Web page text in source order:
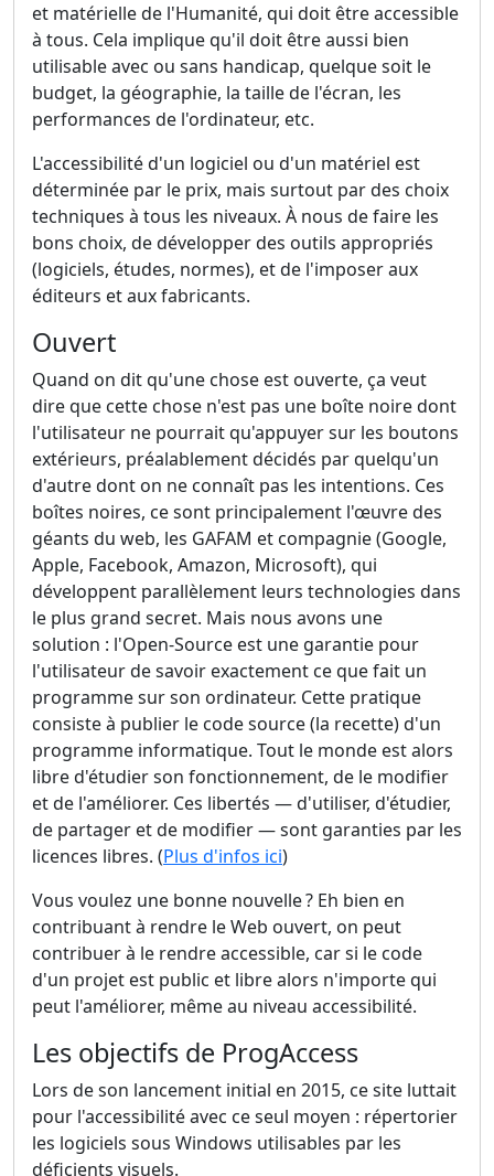
et matérielle de l'Humanité, qui doit être accessible
à tous. Cela implique qu'il doit être aussi bien
utilisable avec ou sans handicap, quelque soit le
budget, la géographie, la taille de l'écran, les
performances de l'ordinateur, etc.
L'accessibilité d'un logiciel ou d'un matériel est
déterminée par le prix, mais surtout par des choix
techniques à tous les niveaux. À nous de faire les
bons choix, de développer des outils appropriés
(logiciels, études, normes), et de l'imposer aux
éditeurs et aux fabricants.
Ouvert
Quand on dit qu'une chose est ouverte, ça veut
dire que cette chose n'est pas une boîte noire dont
l'utilisateur ne pourrait qu'appuyer sur les boutons
extérieurs, préalablement décidés par quelqu'un
d'autre dont on ne connaît pas les intentions. Ces
boîtes noires, ce sont principalement l'œuvre des
géants du web, les GAFAM et compagnie (Google,
Apple, Facebook, Amazon, Microsoft), qui
développent parallèlement leurs technologies dans
le plus grand secret. Mais nous avons une
solution : l'Open-Source est une garantie pour
l'utilisateur de savoir exactement ce que fait un
programme sur son ordinateur. Cette pratique
consiste à publier le code source (la recette) d'un
programme informatique. Tout le monde est alors
libre d'étudier son fonctionnement, de le modifier
et de l'améliorer. Ces libertés — d'utiliser, d'étudier,
de partager et de modifier — sont garanties par les
licences libres. (Plus d'infos ici)
Vous voulez une bonne nouvelle ? Eh bien en
contribuant à rendre le Web ouvert, on peut
contribuer à le rendre accessible, car si le code
d'un projet est public et libre alors n'importe qui
peut l'améliorer, même au niveau accessibilité.
Les objectifs de ProgAccess
Lors de son lancement initial en 2015, ce site luttait
pour l'accessibilité avec ce seul moyen : répertorier
les logiciels sous Windows utilisables par les
déficients visuels.